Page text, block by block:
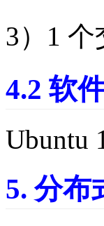
3）1
4.2 软
Ubuntu
5. 分布